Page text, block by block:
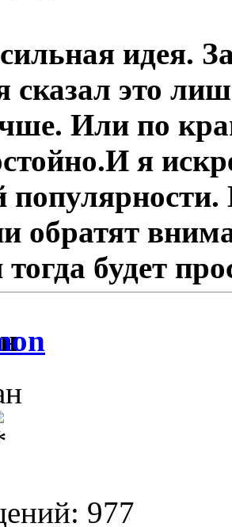
идея.
сказал это
Или по
я
обратят
тогда будет
977